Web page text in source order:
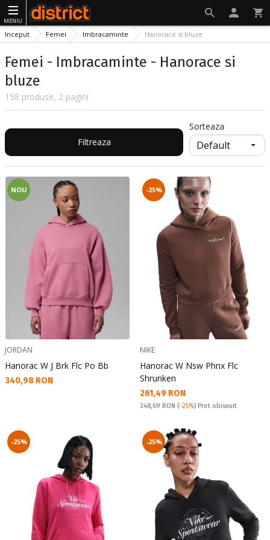
MENIU
Inceput Femei Imbracaminte Hanorace si bluze
Femei - Imbracaminte - Hanorace si
bluze
158 produse, 2 pagini
Filtreaza
Sorteaza
NOU
JORDAN
Hanorac W J Brk Flc Po Bb
Текуща цена:
340,98 RON
-25%
NIKE
Hanorac W Nsw Phnx Flc
Shrunken
Текуща цена:
261,49 RON
Pret obisnuit:
348,69 RON (-25%) Pret obisnuit
-25% -25%